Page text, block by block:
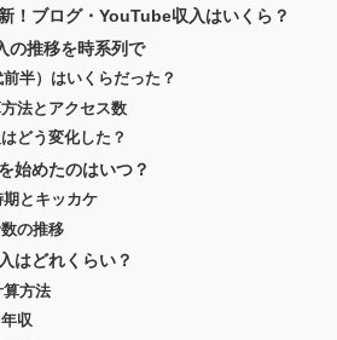
！ブログ・YouTube収入はいくら？
の推移を時系列で
半）はいくらだった？
法とアクセス数
どう変化した？
始めたのはいつ？
とキッカケ
の推移
はどれくらい？
方法
収